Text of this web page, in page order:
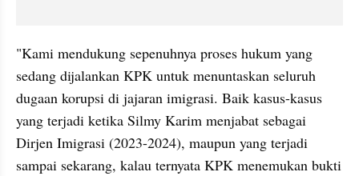
"Kami mendukung sepenuhnya proses hukum yang
sedang dijalankan KPK untuk menuntaskan seluruh
dugaan korupsi di jajaran imigrasi. Baik kasus-kasus
yang terjadi ketika Silmy Karim menjabat sebagai
Dirjen Imigrasi (2023-2024), maupun yang terjadi
sampai sekarang, kalau ternyata KPK menemukan bukti